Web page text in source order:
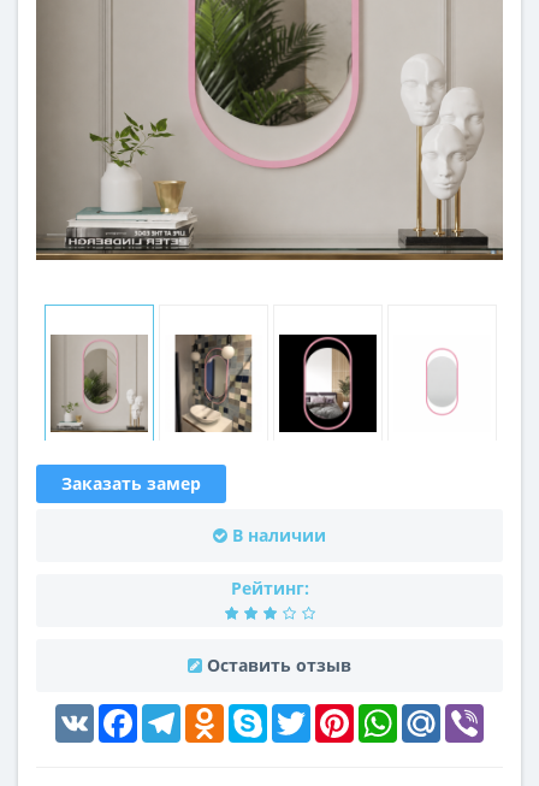
Заказать замер
В наличии
Рейтинг:
Оставить отзыв
VK FacebookTelegramOdnoklassniki
Skype Twitter PinterestWhatsAppMail.Ru